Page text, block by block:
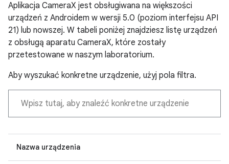
Aplikacja CameraX jest obsługiwana na większości
urządzeń z Androidem w wersji 5.0 (poziom interfejsu API
21) lub nowszej. W tabeli poniżej znajdziesz listę urządzeń
z obsługą aparatu CameraX, które zostały
przetestowane w naszym laboratorium.
Aby wyszukać konkretne urządzenie, użyj pola filtra.
Nazwa urządzenia